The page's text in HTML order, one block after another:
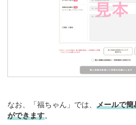
なお、「福ちゃん」では、 メールで簡
ができます。